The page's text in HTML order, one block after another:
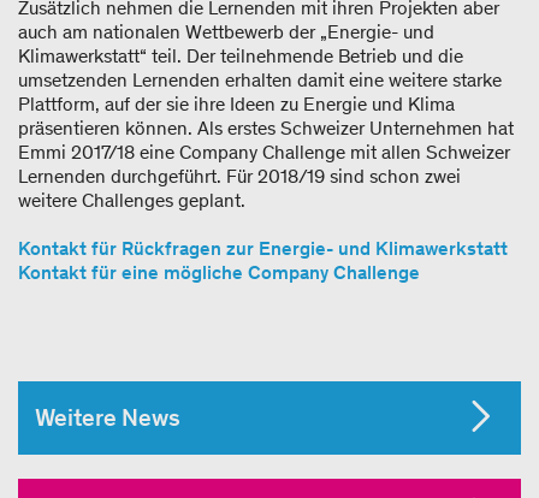
Zusätzlich nehmen die Lernenden mit ihren Projekten aber
auch am nationalen Wettbewerb der „Energie- und
Klimawerkstatt“ teil. Der teilnehmende Betrieb und die
umsetzenden Lernenden erhalten damit eine weitere starke
Plattform, auf der sie ihre Ideen zu Energie und Klima
präsentieren können. Als erstes Schweizer Unternehmen hat
Emmi 2017/18 eine Company Challenge mit allen Schweizer
Lernenden durchgeführt. Für 2018/19 sind schon zwei
weitere Challenges geplant.
Kontakt für Rückfragen zur Energie- und Klimawerkstatt
Kontakt für eine mögliche Company Challenge
Weitere News